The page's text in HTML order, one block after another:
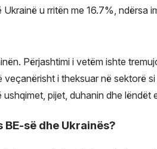
u rritën me 16.7%, ndërsa
Përjashtimi i vetëm ishte
i theksuar në sektorë si
pijet, duhanin dhe lëndët
së dhe Ukrainës?